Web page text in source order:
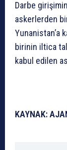
Darbe
askerlerden
Yunanistan’a
birinin iltica
kabul edilen
KAYNAK: